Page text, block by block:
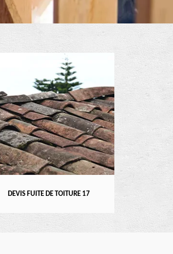
DEVIS FUITE DE TOITURE 17
RÉPARATEUR,